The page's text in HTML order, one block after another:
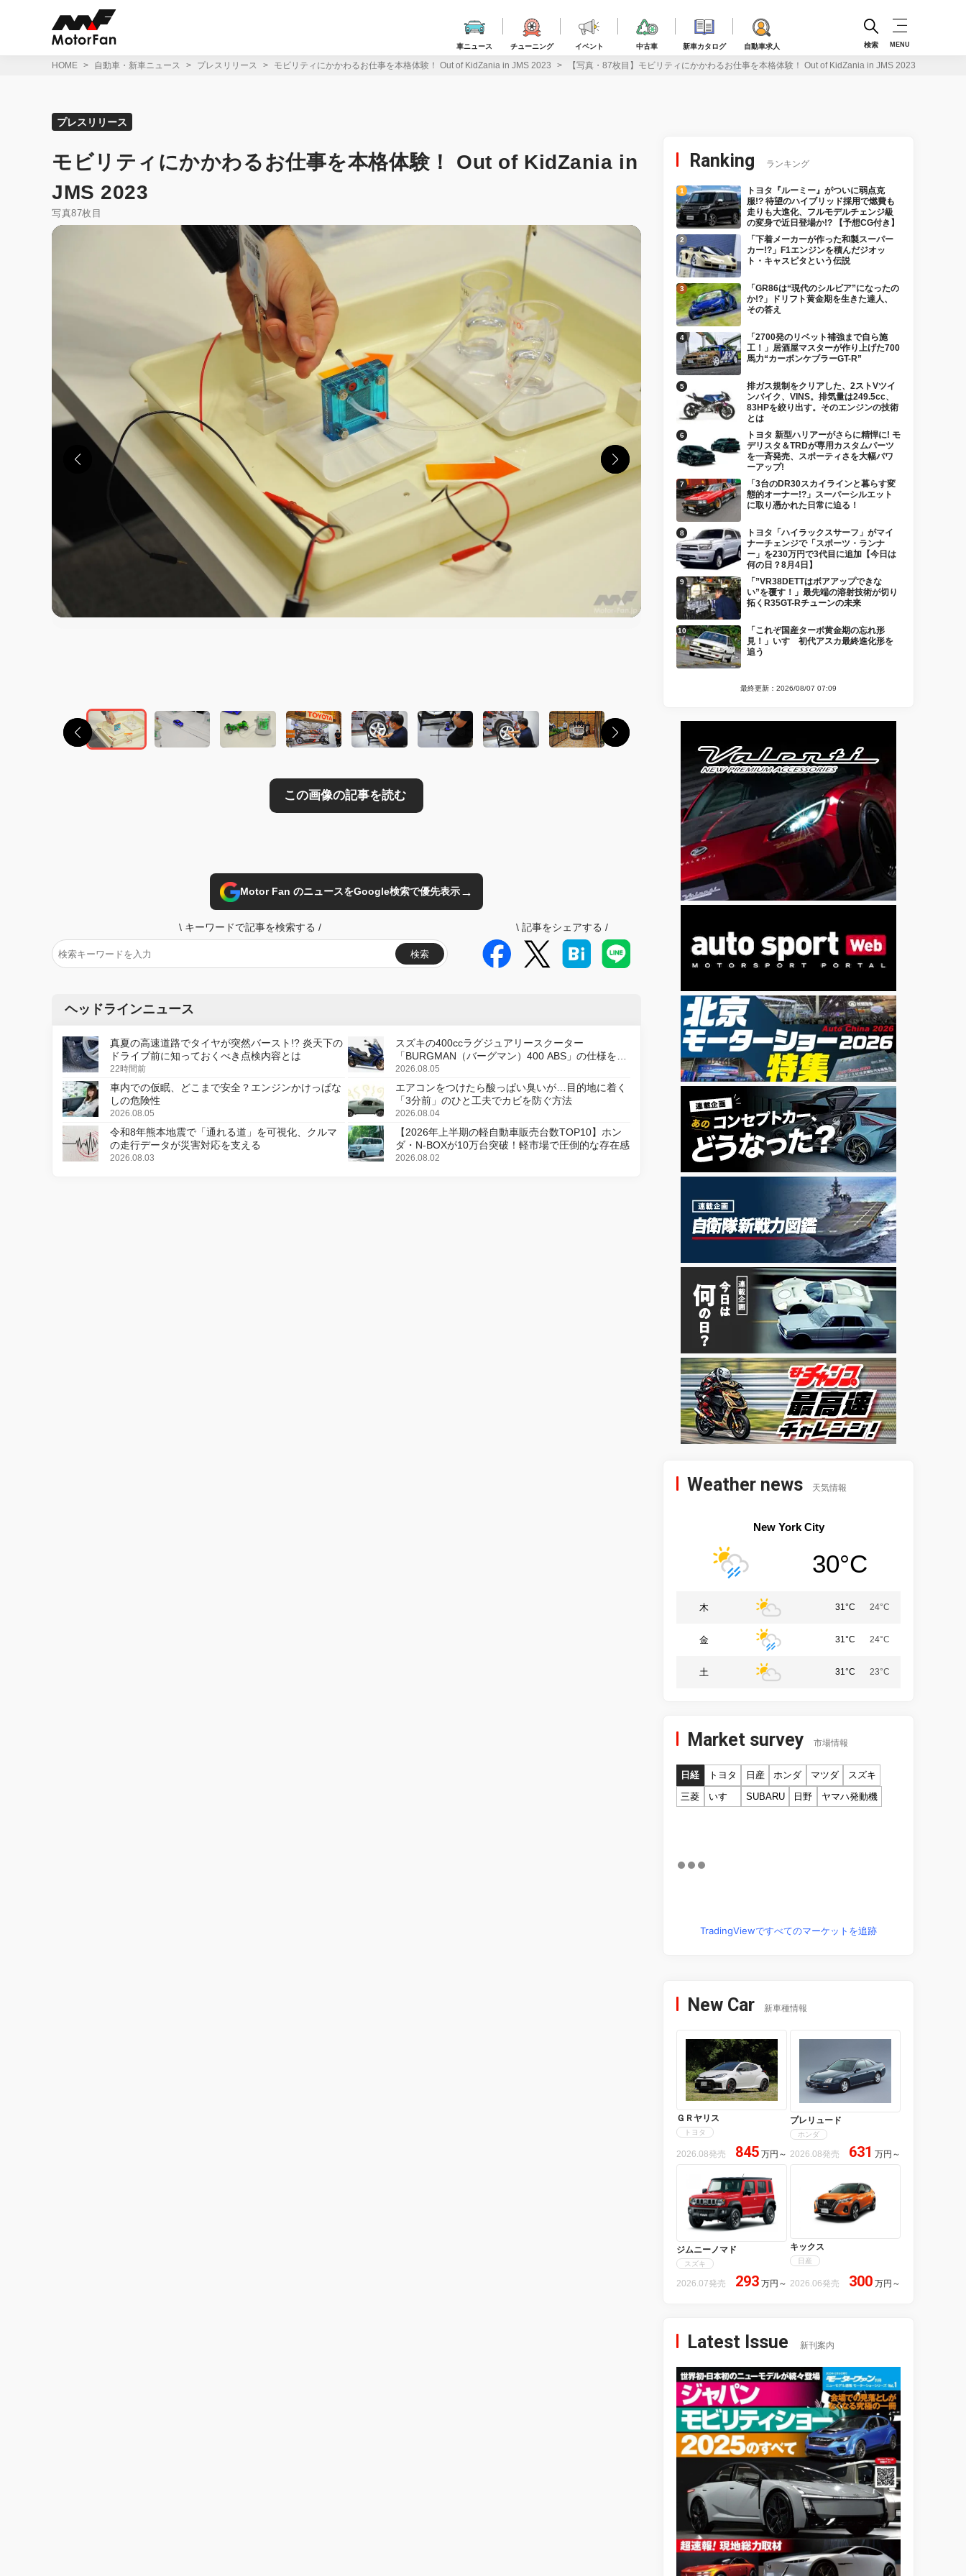
車ニュース チューニング イベント 中古車 新車カタログ 自動車求人 検索 MENU
HOME 自動車・新車ニュース プレスリリース モビリティにかかわるお仕事を本格体験！ Out of KidZania in JMS 2023 【写真・87枚目】モビリティにかかわるお仕事を本格体験！ Out of KidZania in JMS 2023
プレスリリース
モビリティにかかわるお仕事を本格体験！ Out of KidZania in
JMS 2023
写真87枚目
Motor Fan のニュースをGoogle検索で優先表示→
\ キーワードで記事を検索する /
検索
\ 記事をシェアする /
ヘッドラインニュース
真夏の高速道路でタイヤが突然バースト!? 炎天下の
ドライブ前に知っておくべき点検内容とは
22時間前
スズキの400ccラグジュアリースクーター
「BURGMAN（バーグマン）400 ABS」の仕様を変
更し、8月18日に発売
2026.08.05
車内での仮眠、どこまで安全？エンジンかけっぱな
しの危険性
2026.08.05
エアコンをつけたら酸っぱい臭いが…目的地に着く
「3分前」のひと工夫でカビを防ぐ方法
2026.08.04
令和8年熊本地震で「通れる道」を可視化、クルマ
の走行データが災害対応を支える
2026.08.03
【2026年上半期の軽自動車販売台数TOP10】ホン
ダ・N-BOXが10万台突破！軽市場で圧倒的な存在感
2026.08.02
Ranking ランキング
トヨタ『ルーミー』がついに弱点克
服!? 待望のハイブリッド採用で燃費も
走りも大進化、フルモデルチェンジ級
の変身で近日登場か!? 【予想CG付き】
「下着メーカーが作った和製スーパー
カー!?」F1エンジンを積んだジオッ
ト・キャスピタという伝説
「GR86は“現代のシルビア”になったの
か!?」ドリフト黄金期を生きた達人、
その答え
「2700発のリベット補強まで自ら施
工！」居酒屋マスターが作り上げた700
馬力“カーボンケブラーGT-R”
排ガス規制をクリアした、2ストVツイ
ンバイク、VINS。排気量は249.5cc、
83HPを絞り出す。そのエンジンの技術
とは
トヨタ 新型ハリアーがさらに精悍に! モ
デリスタ＆TRDが専用カスタムパーツ
を一斉発売、スポーティさを大幅パワ
ーアップ!
「3台のDR30スカイラインと暮らす変
態的オーナー!?」スーパーシルエット
に取り憑かれた日常に迫る！
トヨタ「ハイラックスサーフ」がマイ
ナーチェンジで「スポーツ・ランナ
ー」を230万円で3代目に追加【今日は
何の日？8月4日】
「”VR38DETTはボアアップできな
い”を覆す！」最先端の溶射技術が切り
拓くR35GT-Rチューンの未来
「これぞ国産ターボ黄金期の忘れ形
見！」いすゞ初代アスカ最終進化形を
追う
最終更新：2026/08/07 07:09
Weather news 天気情報
New York City
30°C
木 31°C 24°C
金 31°C 24°C
土 31°C 23°C
Market survey 市場情報
日経 トヨタ 日産 ホンダ マツダ
スズキ
三菱
いすゞ SUBARU 日野 ヤマハ発動機
TradingViewですべてのマーケットを追跡
New Car 新車種情報
ＧＲヤリス
トヨタ
2026.08発売 845 万円 ～
プレリュード
ホンダ
2026.08発売 631 万円 ～
ジムニーノマド
スズキ
2026.07発売 293 万円 ～
キックス
日産
2026.06発売 300 万円 ～
Latest Issue 新刊案内